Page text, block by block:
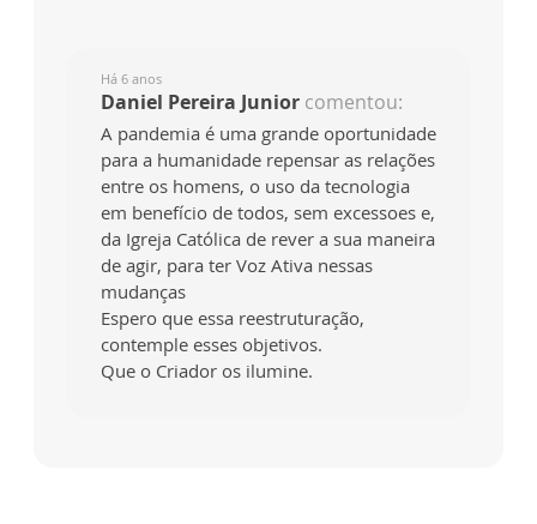
Há 6 anos
Daniel Pereira Junior comentou:
A pandemia é uma grande oportunidade
para a humanidade repensar as relações
entre os homens, o uso da tecnologia
em benefício de todos, sem excessoes e,
da Igreja Católica de rever a sua maneira
de agir, para ter Voz Ativa nessas
mudanças
Espero que essa reestruturação,
contemple esses objetivos.
Que o Criador os ilumine.